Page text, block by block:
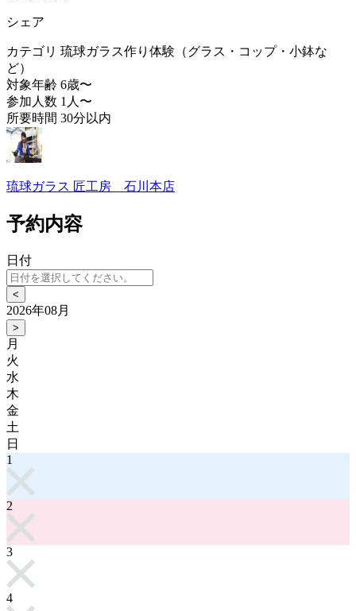
シェア
カテゴリ 琉球ガラス作り体験（グラス・コップ・小鉢な
ど）
対象年齢 6歳〜
参加人数 1人〜
所要時間 30分以内
琉球ガラス 匠工房 石川本店
予約内容
日付
<
2026年08月
>
月
火
水
木
金
土
日
1
2
3
4